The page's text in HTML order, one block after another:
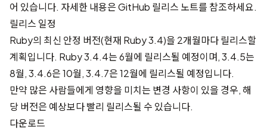
어 있습니다. 자세한 내용은GitHub 릴리스 노트를 참조하세요.
릴리스 일정
Ruby의 최신 안정 버전(현재 Ruby 3.4)을 2개월마다 릴리스할
계획입니다. Ruby 3.4.4는 6월에 릴리스될 예정이며, 3.4.5는
8월, 3.4.6은 10월, 3.4.7은 12월에 릴리스될 예정입니다.
만약 많은 사람들에게 영향을 미치는 변경 사항이 있을 경우, 해
당 버전은 예상보다 빨리 릴리스될 수 있습니다.
다운로드